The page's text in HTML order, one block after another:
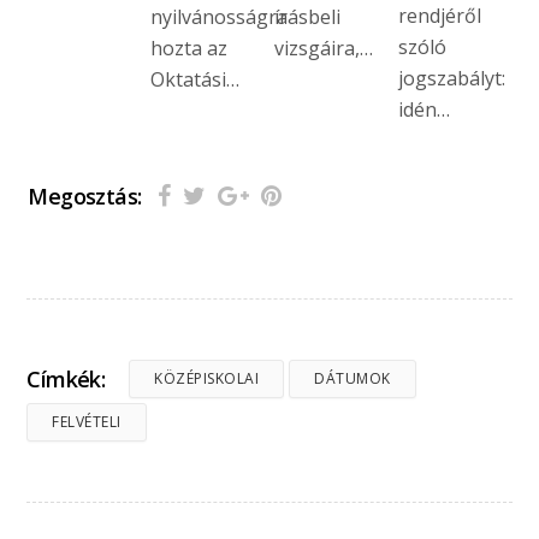
nyilvánosságra
hozta az
Oktatási…
írásbeli
vizsgáira,…
rendjéről
szóló
jogszabályt:
idén…
Megosztás:
Címkék: KÖZÉPISKOLAI DÁTUMOK
FELVÉTELI